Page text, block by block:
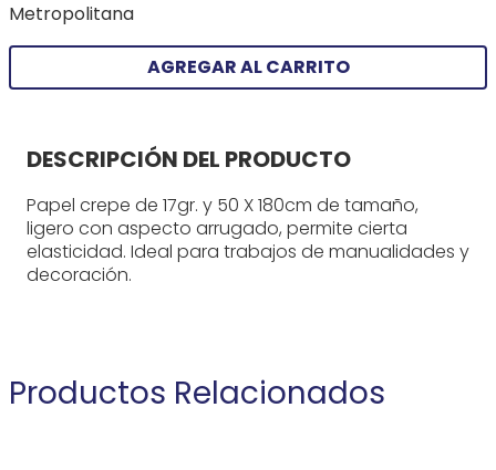
Metropolitana
AGREGAR AL CARRITO
DESCRIPCIÓN DEL PRODUCTO
Papel crepe de 17gr. y 50 X 180cm de tamaño,
ligero con aspecto arrugado, permite cierta
elasticidad. Ideal para trabajos de manualidades y
decoración.
Productos Relacionados